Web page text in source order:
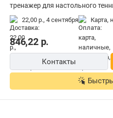
тренажер для настольного
22,00 р., 4 сентября
846,22р.
Контакты